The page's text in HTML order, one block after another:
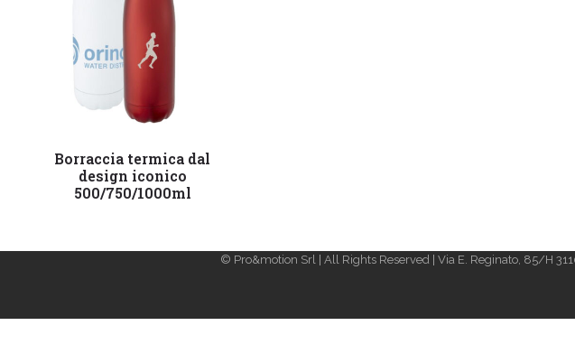
Leggi tutto
Borraccia termica dal
design iconico
500/750/1000ml
© Pro&motion Srl | All Rights Reserved | Via E. Reginato, 85/H